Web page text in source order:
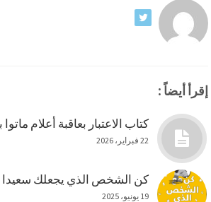
إقرأ أيضاً :
كتاب الاعتبار بعاقبة أعلام
22 فبراير، 2026
كن الشخص الذي يجعلك سعيدا
19 يونيو، 2025